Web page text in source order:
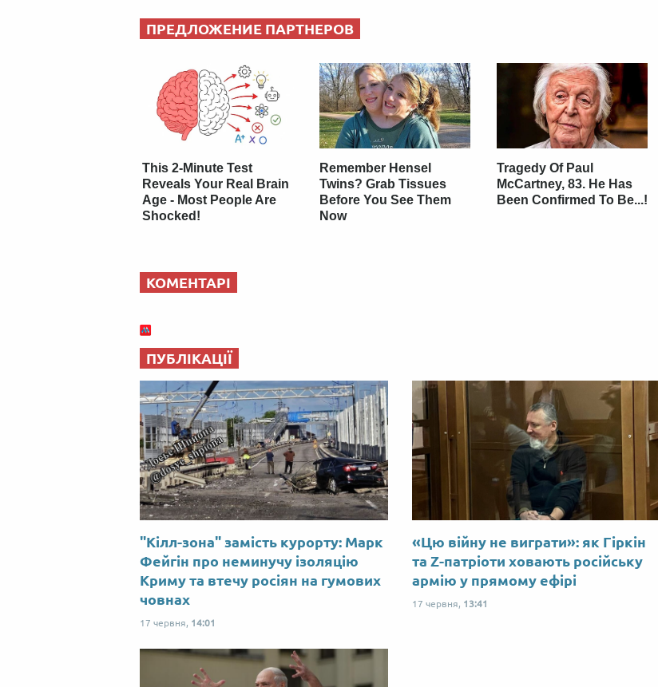
ПРЕДЛОЖЕНИЕ ПАРТНЕРОВ
This 2-Minute Test
Reveals Your Real Brain
Age - Most People Are
Shocked!
Remember Hensel
Twins? Grab Tissues
Before You See Them
Now
Tragedy Of Paul
McCartney, 83. He Has
Been Confirmed To Be...!
КОМЕНТАРІ
ПУБЛІКАЦІЇ
"Кілл-зона" замість курорту: Марк
Фейгін про неминучу ізоляцію
Криму та втечу росіян на гумових
човнах
17 червня, 14:01
«Цю війну не виграти»: як Гіркін
та Z-патріоти ховають російську
армію у прямому ефірі
17 червня, 13:41